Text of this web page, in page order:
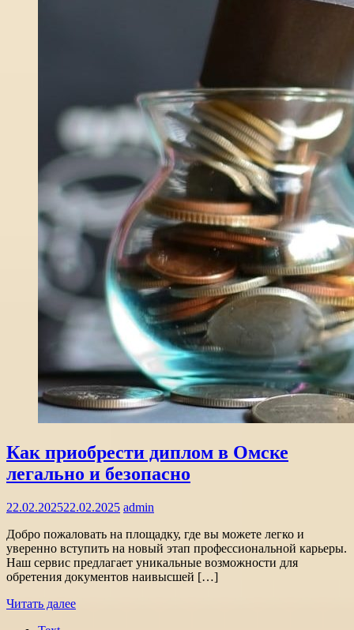
Как приобрести диплом в Омске
легально и безопасно
22.02.202522.02.2025 admin
Добро пожаловать на площадку, где вы можете легко и
уверенно вступить на новый этап профессиональной карьеры.
Наш сервис предлагает уникальные возможности для
обретения документов наивысшей […]
Читать далее